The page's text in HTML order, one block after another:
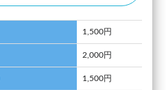
1,500円
2,000円
1,500円